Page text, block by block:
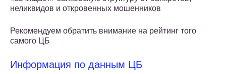
неликвидов и откровенных мошенников
Рекомендуем обратить внимание на рейтинг того
самого ЦБ
Информация по данным ЦБ